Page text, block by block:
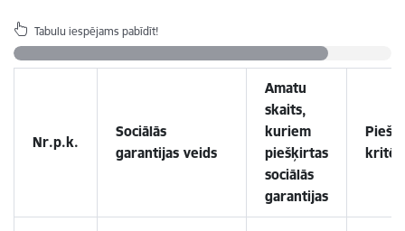
Tabulu iespējams pabīdīt!
Nr.p.k.
Sociālās
garantijas veids
Amatu
skaits,
kuriem
piešķirtas
sociālās
garantijas